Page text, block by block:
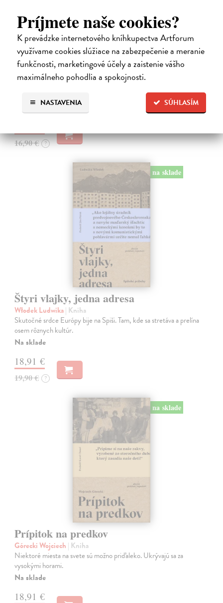
Príjmete naše cookies?
K prevádzke internetového kníhkupectva Artforum
využívame cookies slúžiace na zabezpečenie a meranie
funkčnosti, marketingové účely a zaistenie vášho
maximálneho pohodlia a spokojnosti.
SÚHLASÍM
NASTAVENIA
Páni nás sem presídlili
Labba Anna Ellin| Kniha
Chcete spoznať Škandináviu z trochu iného uhla? Zabudnite na fjordy
či polárnu žiaru, pátrajte po príbehoch ľudí a po jazvách, ktoré v
Na sklade
16,90 € ?
na sklade
Štyri vlajky, jedna adresa
Włodek Ludwika| Kniha
Skutočné srdce Európy bije na Spiši. Tam, kde sa stretáva a prelína
osem rôznych kultúr.
Na sklade
18,91 €
19,90 € ?
na sklade
Prípitok na predkov
Górecki Wojciech | Kniha
Niektoré miesta na svete sú možno priďaleko. Ukrývajú sa za
vysokými horami.
Na sklade
18,91 €